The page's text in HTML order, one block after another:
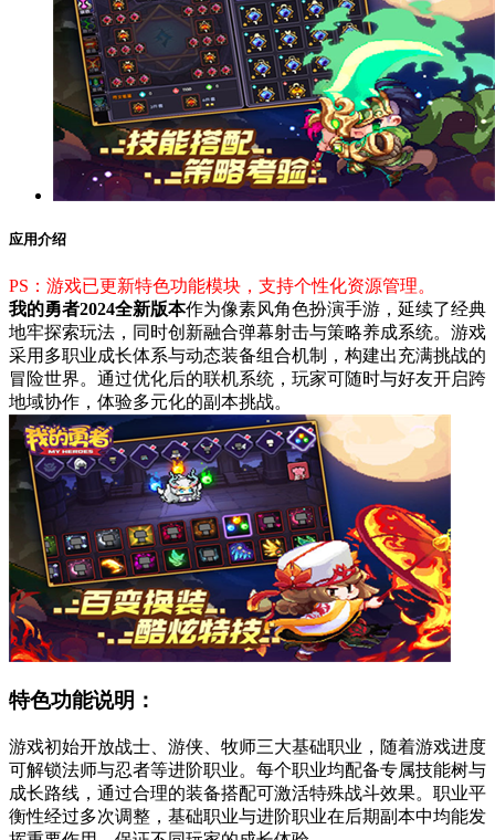
应用介绍
PS：游戏已更新特色功能模块，支持个性化资源管理。
我的勇者2024全新版本作为像素风角色扮演手游，延续了经典
地牢探索玩法，同时创新融合弹幕射击与策略养成系统。游戏
采用多职业成长体系与动态装备组合机制，构建出充满挑战的
冒险世界。通过优化后的联机系统，玩家可随时与好友开启跨
地域协作，体验多元化的副本挑战。
特色功能说明：
游戏初始开放战士、游侠、牧师三大基础职业，随着游戏进度
可解锁法师与忍者等进阶职业。每个职业均配备专属技能树与
成长路线，通过合理的装备搭配可激活特殊战斗效果。职业平
衡性经过多次调整，基础职业与进阶职业在后期副本中均能发